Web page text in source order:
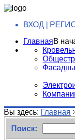
ВХОД |
ГлавнаяВ
Вы здесь: Главная
Поиск: